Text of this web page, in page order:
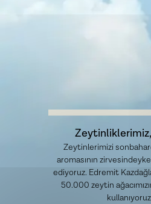
Zeytinlerimizi
aromasının
ediyoruz. Edremit
50.000 zeytin